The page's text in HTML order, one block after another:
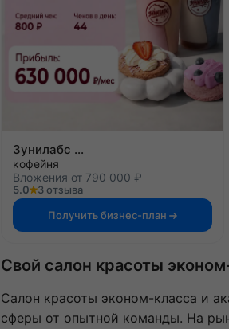
Зунилабс
кофейня
Вложения от 790 000 ₽
5.0
3 отзыва
Получить бизнес-план
Свой салон красоты
Салон красоты эконом-класса и
сферы от опытной команды. На